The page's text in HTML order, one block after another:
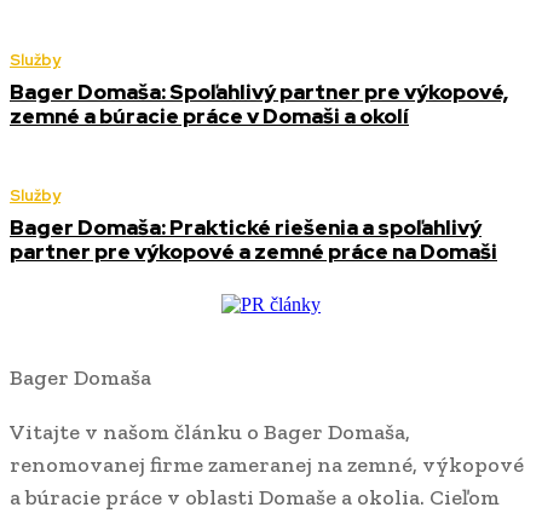
Služby
Bager Domaša: Spoľahlivý partner pre výkopové,
zemné a búracie práce v Domaši a okolí
Služby
Bager Domaša: Praktické riešenia a spoľahlivý
partner pre výkopové a zemné práce na Domaši
Bager Domaša
Vitajte v našom článku o Bager Domaša,
renomovanej firme zameranej na zemné, výkopové
a búracie práce v oblasti Domaše a okolia. Cieľom